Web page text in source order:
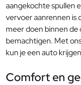
aangekochte spullen
vervoer aanrennen is
meer doen binnen de
bemachtigen. Met
kun je een auto
Comfort en